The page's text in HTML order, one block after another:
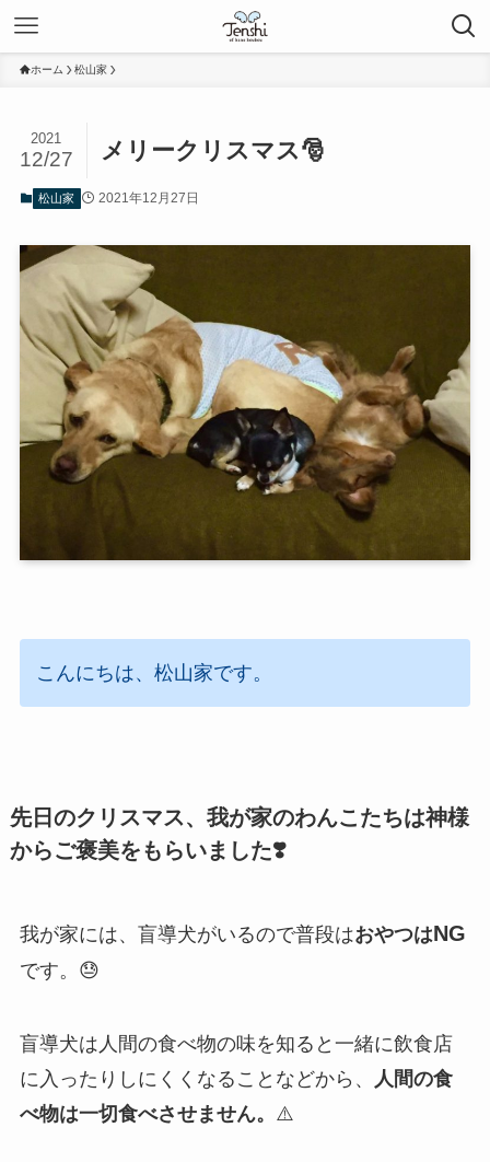
ホーム 松山家
メリークリスマス🎅
2021
12/27
松山家 2021年12月27日
こんにちは、松山家です。
先日のクリスマス、我が家のわんこたちは神様
からご褒美をもらいました❣️
我が家には、盲導犬がいるので普段はおやつはNG
です。😓
盲導犬は人間の食べ物の味を知ると一緒に飲食店
に入ったりしにくくなることなどから、
人間の食
べ物は一切食べさせません。 ⚠️